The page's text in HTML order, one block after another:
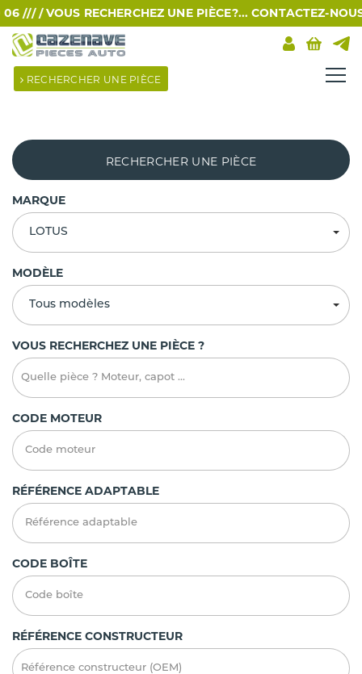
/// / VOUS RECHERCHEZ UNE PIÈCE?... CONTACTEZ-
RECHERCHER UNE PIÈCE
RECHERCHER UNE PIÈCE
MARQUE
LOTUS
MODÈLE
Tous modèles
VOUS RECHERCHEZ UNE PIÈCE ?
CODE MOTEUR
RÉFÉRENCE ADAPTABLE
CODE BOÎTE
RÉFÉRENCE CONSTRUCTEUR